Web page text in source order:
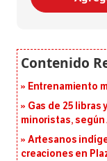
Entrenamiento
Gas de 25 libras
minoristas,
Artesanos
creaciones en